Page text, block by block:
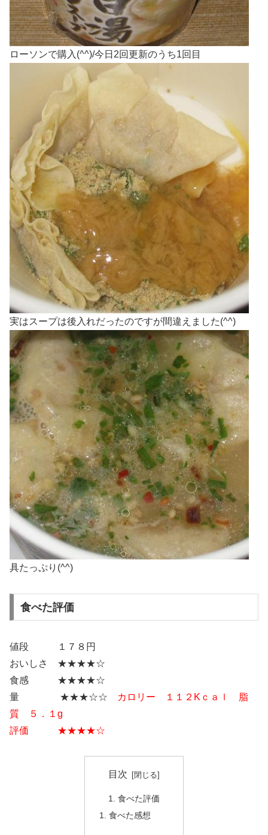
ローソンで購入(^^)/今日2回更新のうち1回目
実はスープは後入れだったのですが間違えました(^^)
具たっぷり(^^)
食べた評価
値段 １７８円
おいしさ ★★★★☆
食感 ★★★★☆
量 ★★★☆☆
カロリー １１２Kｃａｌ 脂
質 ５．１g
評価 ★★★★☆
目次
食べた評価
食べた感想